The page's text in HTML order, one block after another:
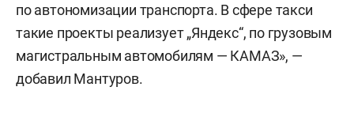
по автономизации транспорта. В сфере такси
такие проекты реализует „Яндекс“, по грузовым
магистральным автомобилям — КАМАЗ», —
добавил Мантуров.